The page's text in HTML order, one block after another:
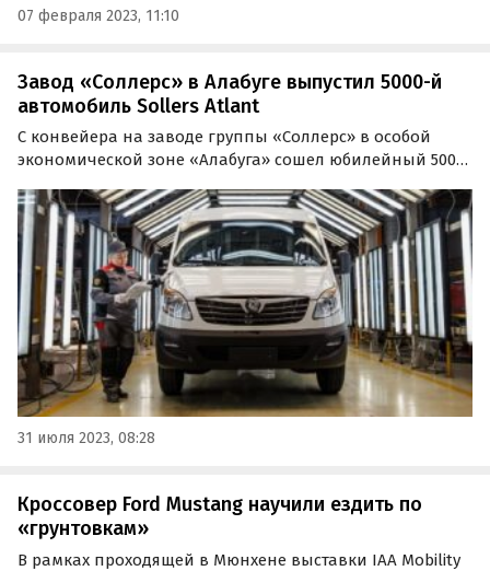
07 февраля 2023, 11:10
Завод «Соллерс» в Алабуге выпустил 5000-й
автомобиль Sollers Atlant
С конвейера на заводе группы «Соллерс» в особой
экономической зоне «Алабуга» сошел юбилейный 5000-
пассажирский автобус Sollers Atlant, выпущенный по
технологии полного цикла, сообщает в понедельник…
31 июля 2023, 08:28
Кроссовер Ford Mustang научили ездить по
«грунтовкам»
В рамках проходящей в Мюнхене выставки IAA Mobility